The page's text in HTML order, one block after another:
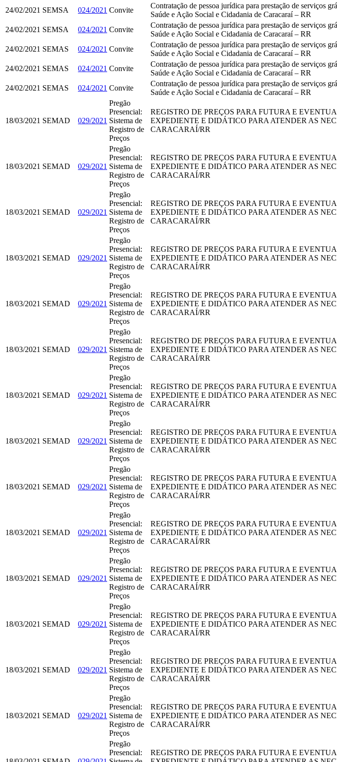
24/02/2021 SEMSA 024/2021 Convite
Contratação de pessoa jurídica para prestação de serviços
Saúde e Ação Social e Cidadania de Caracaraí – RR
24/02/2021 SEMSA 024/2021 Convite
Contratação de pessoa jurídica para prestação de serviços
Saúde e Ação Social e Cidadania de Caracaraí – RR
24/02/2021 SEMAS 024/2021 Convite
Contratação de pessoa jurídica para prestação de serviços
Saúde e Ação Social e Cidadania de Caracaraí – RR
24/02/2021 SEMAS 024/2021 Convite
Contratação de pessoa jurídica para prestação de serviços
Saúde e Ação Social e Cidadania de Caracaraí – RR
24/02/2021 SEMAS 024/2021 Convite
Contratação de pessoa jurídica para prestação de serviços
Saúde e Ação Social e Cidadania de Caracaraí – RR
18/03/2021 SEMAD 029/2021
Pregão
Presencial:
Sistema de
Registro de
Preços
REGISTRO DE PREÇOS PARA FUTURA E
EXPEDIENTE E DIDÁTICO PARA ATENDER AS
CARACARAÍ/RR
18/03/2021 SEMAD 029/2021
Pregão
Presencial:
Sistema de
Registro de
Preços
REGISTRO DE PREÇOS PARA FUTURA E
EXPEDIENTE E DIDÁTICO PARA ATENDER AS
CARACARAÍ/RR
18/03/2021 SEMAD 029/2021
Pregão
Presencial:
Sistema de
Registro de
Preços
REGISTRO DE PREÇOS PARA FUTURA E
EXPEDIENTE E DIDÁTICO PARA ATENDER AS
CARACARAÍ/RR
18/03/2021 SEMAD 029/2021
Pregão
Presencial:
Sistema de
Registro de
Preços
REGISTRO DE PREÇOS PARA FUTURA E
EXPEDIENTE E DIDÁTICO PARA ATENDER AS
CARACARAÍ/RR
18/03/2021 SEMAD 029/2021
Pregão
Presencial:
Sistema de
Registro de
Preços
REGISTRO DE PREÇOS PARA FUTURA E
EXPEDIENTE E DIDÁTICO PARA ATENDER AS
CARACARAÍ/RR
18/03/2021 SEMAD 029/2021
Pregão
Presencial:
Sistema de
Registro de
Preços
REGISTRO DE PREÇOS PARA FUTURA E
EXPEDIENTE E DIDÁTICO PARA ATENDER AS
CARACARAÍ/RR
18/03/2021 SEMAD 029/2021
Pregão
Presencial:
Sistema de
Registro de
Preços
REGISTRO DE PREÇOS PARA FUTURA E
EXPEDIENTE E DIDÁTICO PARA ATENDER AS
CARACARAÍ/RR
18/03/2021 SEMAD 029/2021
Pregão
Presencial:
Sistema de
Registro de
Preços
REGISTRO DE PREÇOS PARA FUTURA E
EXPEDIENTE E DIDÁTICO PARA ATENDER AS
CARACARAÍ/RR
18/03/2021 SEMAD 029/2021
Pregão
Presencial:
Sistema de
Registro de
Preços
REGISTRO DE PREÇOS PARA FUTURA E
EXPEDIENTE E DIDÁTICO PARA ATENDER AS
CARACARAÍ/RR
18/03/2021 SEMAD 029/2021
Pregão
Presencial:
Sistema de
Registro de
Preços
REGISTRO DE PREÇOS PARA FUTURA E
EXPEDIENTE E DIDÁTICO PARA ATENDER AS
CARACARAÍ/RR
18/03/2021 SEMAD 029/2021
Pregão
Presencial:
Sistema de
Registro de
Preços
REGISTRO DE PREÇOS PARA FUTURA E
EXPEDIENTE E DIDÁTICO PARA ATENDER AS
CARACARAÍ/RR
18/03/2021 SEMAD 029/2021
Pregão
Presencial:
Sistema de
Registro de
Preços
REGISTRO DE PREÇOS PARA FUTURA E
EXPEDIENTE E DIDÁTICO PARA ATENDER AS
CARACARAÍ/RR
18/03/2021 SEMAD 029/2021
Pregão
Presencial:
Sistema de
Registro de
Preços
REGISTRO DE PREÇOS PARA FUTURA E
EXPEDIENTE E DIDÁTICO PARA ATENDER AS
CARACARAÍ/RR
18/03/2021 SEMAD 029/2021
Pregão
Presencial:
Sistema de
Registro de
Preços
REGISTRO DE PREÇOS PARA FUTURA E
EXPEDIENTE E DIDÁTICO PARA ATENDER AS
CARACARAÍ/RR
Pregão
Presencial:
REGISTRO DE PREÇOS PARA FUTURA E